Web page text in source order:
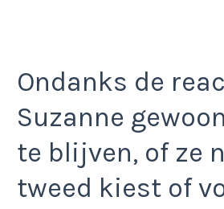
Ondanks de
Suzanne
te blijven, of ze
tweed kiest of